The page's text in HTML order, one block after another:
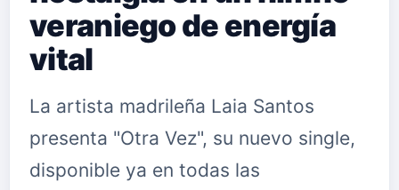
veraniego de energía
vital
La artista madrileña Laia Santos
presenta "Otra Vez", su nuevo single,
disponible ya en todas las